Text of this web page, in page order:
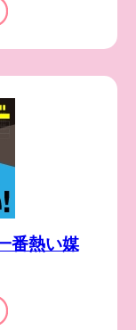
番熱い媒